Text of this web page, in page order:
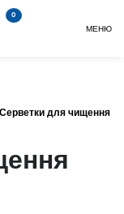
0
МЕНЮ
Серветки для чищення